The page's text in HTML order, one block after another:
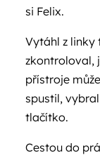
si Felix.
Vytáhl z linky
zkontroloval,
přístroje
spustil,
tlačítko.
Cestou do